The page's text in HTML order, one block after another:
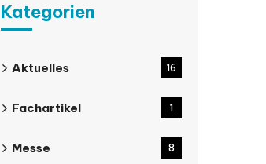
Kategorien
Aktuelles 16
Fachartikel 1
Messe 8